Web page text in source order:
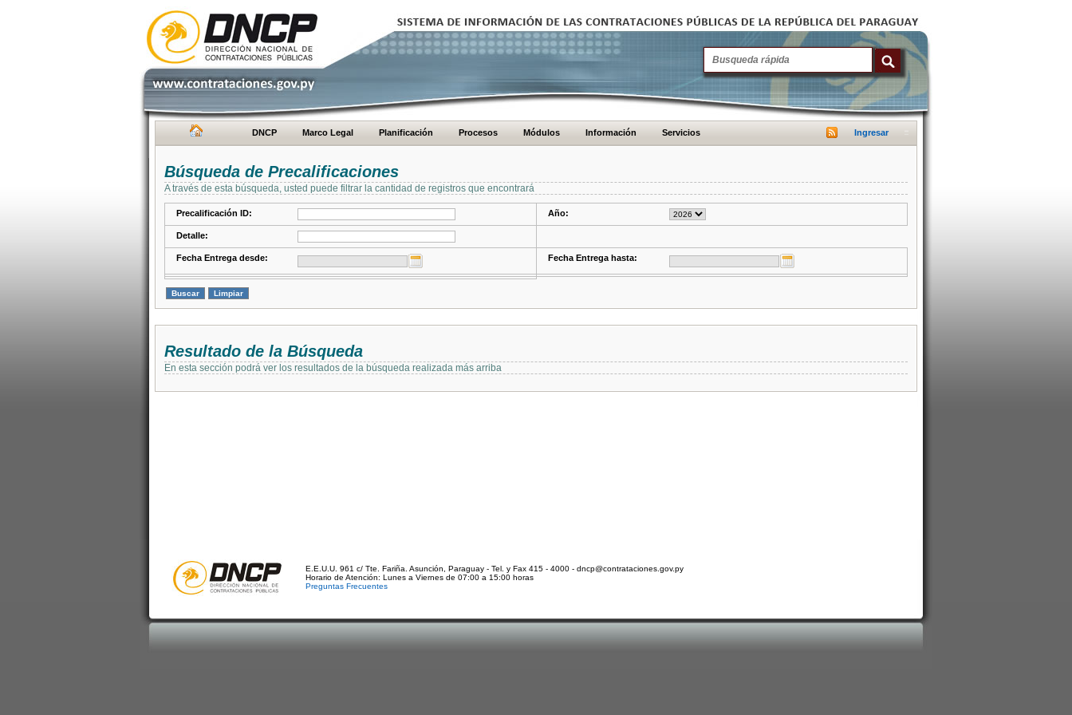
DNCP Marco Legal Planificación Procesos Módulos Información Servicios Ingresar
Búsqueda de Precalificaciones
A través de esta búsqueda, usted puede filtrar la cantidad de registros que encontrará
Precalificación ID: Año:
Detalle:
Fecha Entrega desde: Fecha Entrega hasta:
Resultado de la Búsqueda
En esta sección podrá ver los resultados de la búsqueda realizada más arriba
E.E.U.U. 961 c/ Tte. Fariña. Asunción, Paraguay - Tel. y Fax 415 - 4000 - dncp@contrataciones.gov.py
Horario de Atención: Lunes a Viernes de 07:00 a 15:00 horas
Preguntas Frecuentes